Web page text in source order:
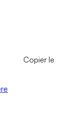
Copier le